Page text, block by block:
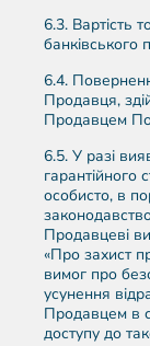
6.3. Вартість
банківського
6.4.
Продавця,
Продавцем
6.5. У разі
гарантійного
особисто, в
Продавцеві
«Про захист
вимог про
усунення
Продавцем в
доступу до